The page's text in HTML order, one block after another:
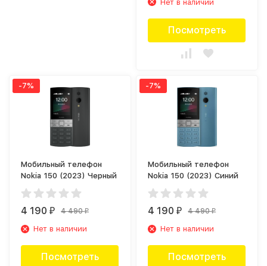
Нет в наличии
Посмотреть
-7%
Мобильный телефон
Nokia 150 (2023) Черный
4 190₽ 4 490₽
Нет в наличии
Посмотреть
-7%
Мобильный телефон
Nokia 150 (2023) Синий
4 190₽ 4 490₽
Нет в наличии
Посмотреть